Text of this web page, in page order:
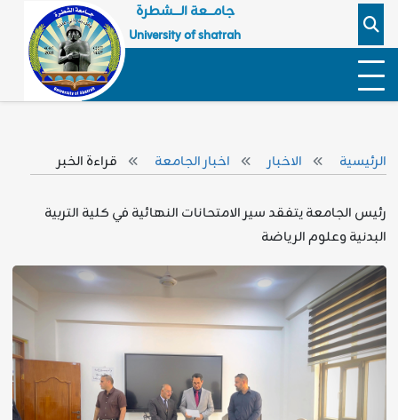
جامـــعة الــــشطرة
University of shatrah
الرئيسية الاخبار اخبار الجامعة قراءة الخبر
رئيس الجامعة يتفقد سير الامتحانات النهائية في كلية التربية
البدنية وعلوم الرياضة